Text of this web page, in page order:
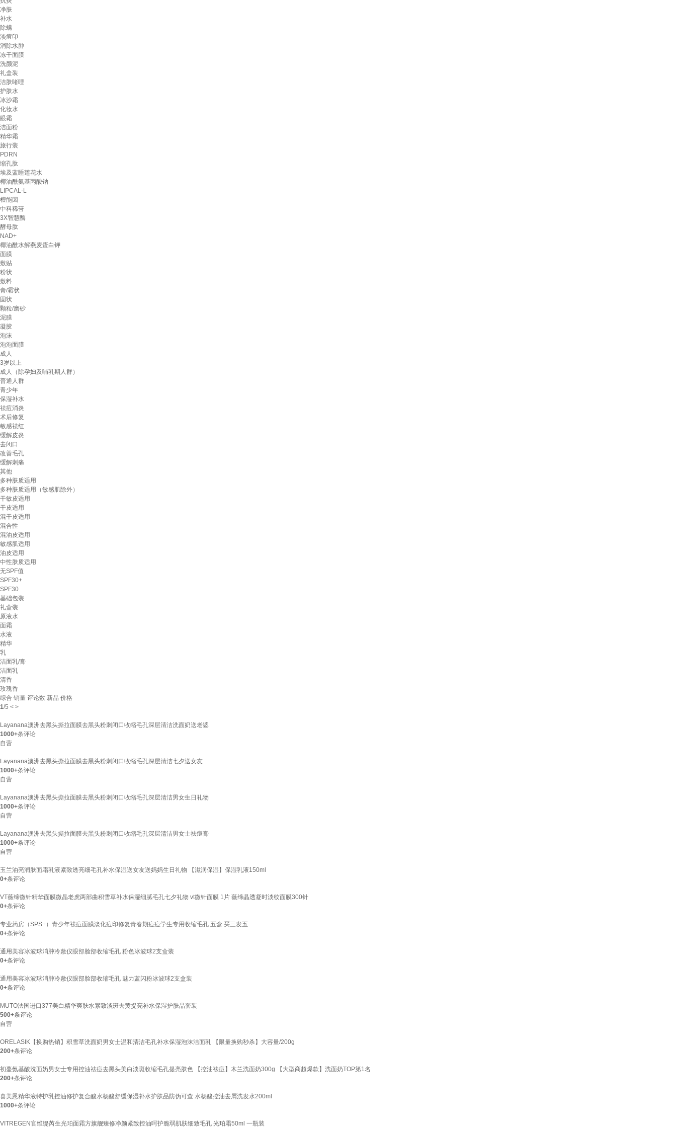
净肤
补水
除螨
淡痘印
消除水肿
冻干面膜
洗颜泥
礼盒装
洁肤啫哩
护肤水
冰沙霜
化妆水
眼霜
洁面粉
精华霜
旅行装
PDRN
缩孔肽
埃及蓝睡莲花水
椰油酰氨基丙酸钠
LIPCAL-L
檀能因
中科稀苷
3X智慧酶
酵母肽
NAD+
椰油酰水解燕麦蛋白钾
面膜
敷贴
粉状
敷料
膏/霜状
固状
颗粒/磨砂
泥膜
凝胶
泡沫
泡泡面膜
成人
3岁以上
成人（除孕妇及哺乳期人群）
普通人群
青少年
保湿补水
祛痘消炎
术后修复
敏感祛红
缓解皮炎
去闭口
改善毛孔
缓解刺痛
其他
多种肤质适用
多种肤质适用（敏感肌除外）
干敏皮适用
干皮适用
混干皮适用
混合性
混油皮适用
敏感肌适用
油皮适用
中性肤质适用
无SPF值
SPF30+
SPF30
基础包装
礼盒装
原液水
面霜
水液
精华
乳
洁面乳/膏
洁面乳
清香
玫瑰香
综合 销量 评论数 新品 价格
1/5 < >
Layanana澳洲去黑头撕拉面膜去黑头粉刺闭口收缩毛孔深层清洁洗面奶送老婆
1000+条评论
自营
Layanana澳洲去黑头撕拉面膜去黑头粉刺闭口收缩毛孔深层清洁七夕送女友
1000+条评论
自营
Layanana澳洲去黑头撕拉面膜去黑头粉刺闭口收缩毛孔深层清洁男女生日礼物
1000+条评论
自营
Layanana澳洲去黑头撕拉面膜去黑头粉刺闭口收缩毛孔深层清洁男女士祛痘膏
1000+条评论
自营
玉兰油亮润肤面霜乳液紧致透亮细毛孔补水保湿送女友送妈妈生日礼物 【滋润保湿】保湿乳液150ml
0+条评论
VT薇缔微针精华面膜微晶老虎两部曲积雪草补水保湿细腻毛孔七夕礼物 vt微针面膜 1片 薇缔晶透凝时淡纹面膜300针
0+条评论
专业药房（SPS+）青少年祛痘面膜淡化痘印修复青春期痘痘学生专用收缩毛孔 五盒 买三发五
0+条评论
通用美容冰波球消肿冷敷仪眼部脸部收缩毛孔 粉色冰波球2支盒装
0+条评论
通用美容冰波球消肿冷敷仪眼部脸部收缩毛孔 魅力蓝闪粉冰波球2支盒装
0+条评论
MUTO法国进口377美白精华爽肤水紧致淡斑去黄提亮补水保湿护肤品套装
500+条评论
自营
ORELASIK【换购热销】积雪草洗面奶男女士温和清洁毛孔补水保湿泡沫洁面乳 【限量换购秒杀】大容量/200g
200+条评论
初蔓氨基酸洗面奶男女士专用控油祛痘去黑头美白淡斑收缩毛孔提亮肤色 【控油祛痘】木兰洗面奶300g 【大型商超爆款】洗面奶TOP第1名
200+条评论
喜美恩精华液特护乳控油修护复合酸水杨酸舒缓保湿补水护肤品防伪可查 水杨酸控油去屑洗发水200ml
1000+条评论
VITREGEN官维缇芮生光珀面霜方旗舰臻修净颜紧致控油呵护脆弱肌肤细致毛孔 光珀霜50ml 一瓶装